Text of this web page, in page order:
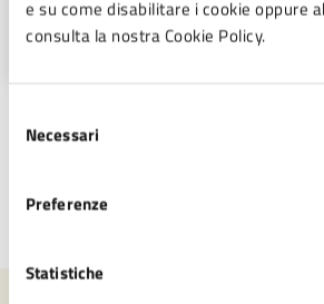
e su come disabilitare i cookie oppure
consulta la nostra Cookie Policy.
delNecessari
Preferenze
Statistiche
Piazza del Popolo 10, Cesena
47521